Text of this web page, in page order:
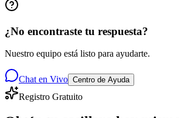
¿No encontraste tu respuesta?
Nuestro equipo está listo para ayudarte.
Chat en Vivo Centro de Ayuda
Registro Gratuito